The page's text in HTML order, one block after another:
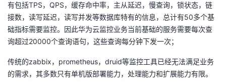
程
认
证
的
实
我
的
藏
支
持
声
建
有包括TPS，QPS，缓存命中率，主从延迟，慢查询，锁状态，链
接数，读写延迟，读写并发等数据库特有的信息，总计有50多个基
础指标需要监控。因此华为云监控业务当前基础的服务需要每次查
询超过20000个查询语句，这些查询每分钟下发一次；
传统的zabbix，prometheus，druid等监控工具已经无法满足业务
的需求，其多数只有单机版部署能力，处理能力和扩展能力有限。